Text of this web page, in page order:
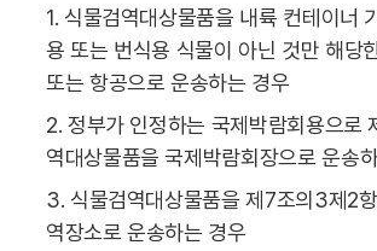
1. 식물검역대상물품을 내륙 컨테이너
용 또는 번식용 식물이 아닌 것만 해당
또는 항공으로 운송하는 경우
2. 정부가 인정하는 국제박람회용으로
역대상물품을 국제박람회장으로 운송
3. 식물검역대상물품을 제7조의3제2
역장소로 운송하는 경우